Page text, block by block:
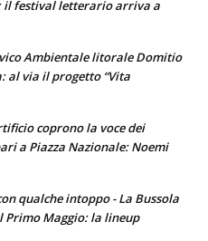
il festival letterario arriva a
Ambientale litorale Domitio
al via il progetto “Vita
coprono la voce dei
a Piazza Nazionale: Noemi
qualche intoppo - La Bussola
Primo Maggio: la lineup